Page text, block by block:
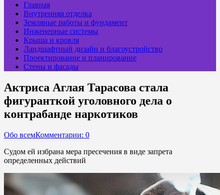
Главная
Внутренняя отделка
Земляные работы и фундамент
Инженерные системы
Крыша и кровля
Ландшафтный дизайн и благоустройство
Проектирование и планирование
Стены и фасады
Актриса Аглая Тарасова стала
фигуранткой уголовного дела о
контрабанде наркотиков
Обо всемКомментарии: 0
Судом ей избрана мера пресечения в виде запрета
определенных действий